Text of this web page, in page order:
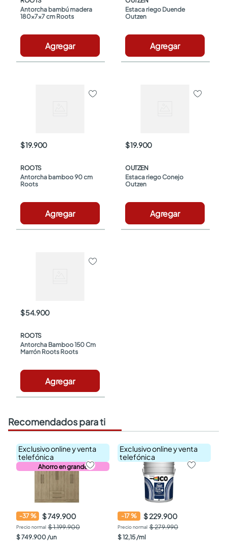
Antorcha bambú madera
180x7x7 cm Roots
Agregar
Estaca riego Duende
Outzen
Agregar
$ 19.900
ROOTS
Antorcha bamboo 90 cm
Roots
Agregar
$ 19.900
OUTZEN
Estaca riego Conejo
Outzen
Agregar
$ 54.900
ROOTS
Antorcha Bamboo 150 Cm
Marrón Roots Roots
Agregar
Recomendados para ti
Exclusivo online y venta
telefónica
Ahorro en grande
-37% $ 749.900
$ 1.199.900
$749.900/un
Exclusivo online y venta
telefónica
-17% $ 229.900
$ 279.990
$12,15/ml